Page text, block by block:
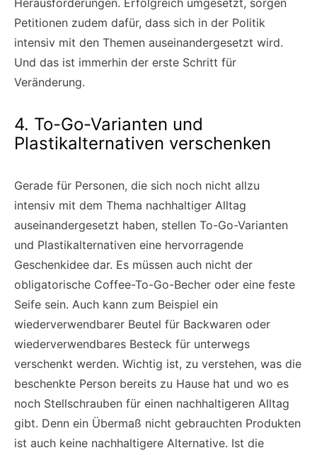
Herausforderungen. Erfolgreich umgesetzt, sorgen
Petitionen zudem dafür, dass sich in der Politik
intensiv mit den Themen auseinandergesetzt wird.
Und das ist immerhin der erste Schritt für
Veränderung.
4. To-Go-Varianten und
Plastikalternativen verschenken
Gerade für Personen, die sich noch nicht allzu
intensiv mit dem Thema nachhaltiger Alltag
auseinandergesetzt haben, stellen To-Go-Varianten
und Plastikalternativen eine hervorragende
Geschenkidee dar. Es müssen auch nicht der
obligatorische Coffee-To-Go-Becher oder eine feste
Seife sein. Auch kann zum Beispiel ein
wiederverwendbarer Beutel für Backwaren oder
wiederverwendbares Besteck für unterwegs
verschenkt werden. Wichtig ist, zu verstehen, was die
beschenkte Person bereits zu Hause hat und wo es
noch Stellschrauben für einen nachhaltigeren Alltag
gibt. Denn ein Übermaß nicht gebrauchten Produkten
ist auch keine nachhaltigere Alternative. Ist die